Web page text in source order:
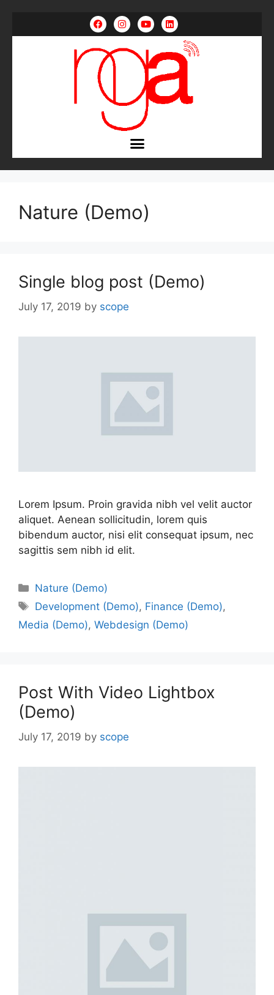
Nature (Demo)
Single blog post (Demo)
July 17, 2019 by scope
Lorem Ipsum. Proin gravida nibh vel velit auctor
aliquet. Aenean sollicitudin, lorem quis
bibendum auctor, nisi elit consequat ipsum, nec
sagittis sem nibh id elit.
Nature (Demo)
Development (Demo), Finance (Demo),
Media (Demo), Webdesign (Demo)
Post With Video Lightbox
(Demo)
July 17, 2019 by scope